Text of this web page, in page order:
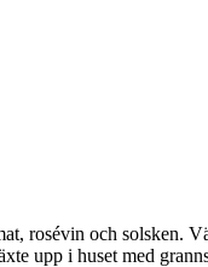
rosévin och solsken.
upp i huset med